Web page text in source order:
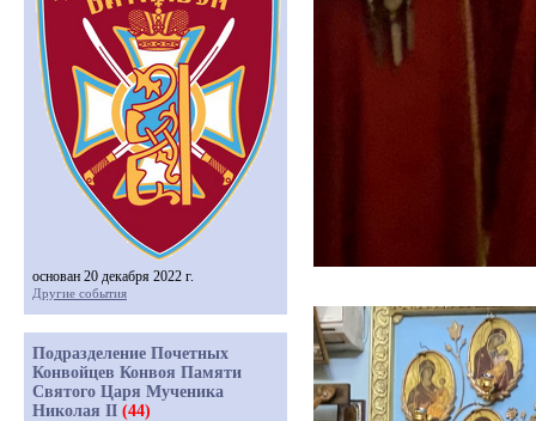
основан 20 декабря 2022 г.
Другие события
Подразделение Почетных
Конвойцев Конвоя Памяти
Святого Царя Мученика
Николая II (44)